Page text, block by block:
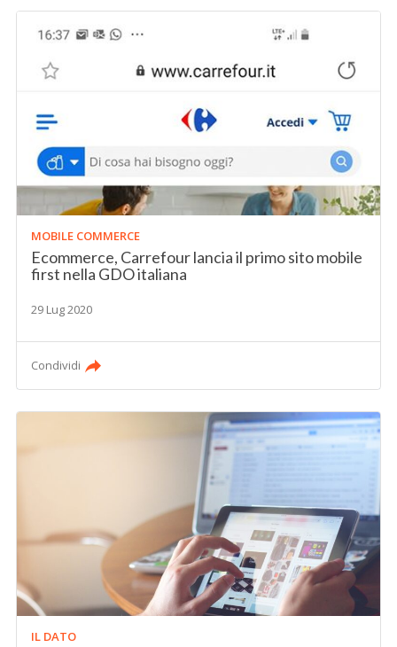
MOBILE COMMERCE
Ecommerce, Carrefour lancia il primo sito mobile
first nella GDO italiana
29 Lug 2020
Condividi
IL DATO